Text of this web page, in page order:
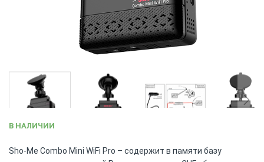
to
beginning
В НАЛИЧИИ
Sho-Me Combo Mini WiFi Pro – содержит в памяти базу